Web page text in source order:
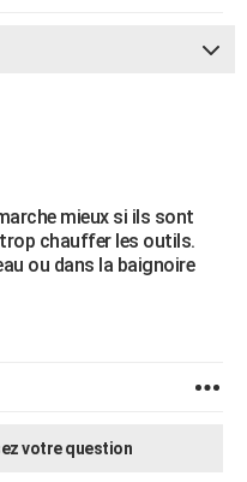
mieux si ils sont
trop chauffer les outils.
ou dans la baignoire
votre question